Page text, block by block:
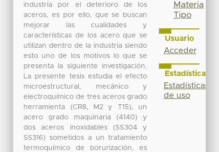
industria por el deterioro de los
aceros, es por ello, que se buscan
mejorar las cualidades y
características de los acero que se
utilizan dentro de la industria siendo
esto uno de los motivos lo que se
presenta la siguiente investigación.
La presente tesis estudia el efecto
microestructural, mecánico y
electroquímico de tres aceros grado
herramienta (CR8, M2 y T15), un
acero grado maquinaria (4140) y
dos aceros inoxidables (SS304 y
SS316) sometidos a un tratamiento
termoquímico de borurización, es
Materia
Tipo
Usuario
Acceder
Estadísticas
Estadísticas
de uso